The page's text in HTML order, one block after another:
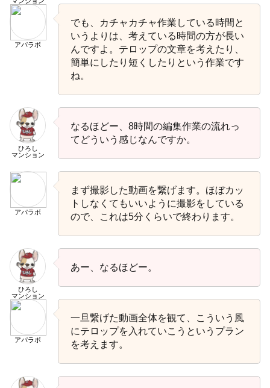
アパラボ
でも、カチャカチャ作業している時間と
いうよりは、考えている時間の方が長い
んですよ。テロップの文章を考えたり、
簡単にしたり短くしたりという作業です
ね。
ひろし
マンション
なるほどー、8時間の編集作業の流れっ
てどういう感じなんですか。
アパラボ
まず撮影した動画を繋げます。ほぼカッ
トしなくてもいいように撮影をしている
ので、これは5分くらいで終わります。
ひろし
マンション
あー、なるほどー。
アパラボ
一旦繋げた動画全体を観て、こういう風
にテロップを入れていこうというプラン
を考えます。